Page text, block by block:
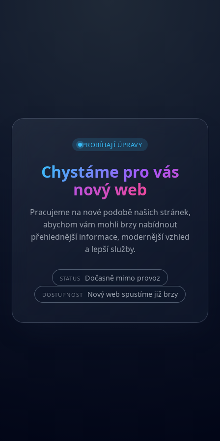
PROBÍHAJÍ ÚPRAVY
Chystáme pro vás
nový web
Pracujeme na nové podobě našich stránek,
abychom vám mohli brzy nabídnout
přehlednější informace, modernější vzhled
a lepší služby.
STATUS Dočasně mimo provoz
DOSTUPNOST Nový web spustíme již brzy